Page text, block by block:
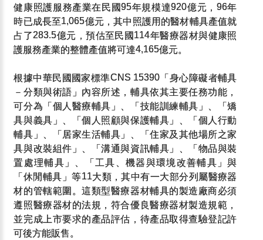
健康照護服務產業在民國95年規模達920億元， 96年
時已成長至1,065億元，其中照護用的醫材輔具產值就
占了283.5億元，預估至民國114年醫療器材與健康照
護服務產業的整體產值將可達4,165億元。
根據中華民國國家標準CNS 15390 「身心障礙者輔具
－分類與術語」內容所述，輔具依其主要任務功能，
可分為「個人醫療輔具」、「技能訓練輔具」、「矯
具與義具」、「個人照顧與保護輔具」、「個人行動
輔具」、「居家生活輔具」、「住家及其他場所之家
具與改裝組件」、「溝通與資訊輔具」、「物品與裝
置處理輔具」、「工具、機器與環境改善輔具」與
「休閒輔具」等11大類，其中有一大部分列屬醫療器
材的管轄範圍。這類型醫療器材輔具的製造廠商必須
遵照醫療器材的法規，符合優良醫療器材製造規範，
並完成上市要求的產品評估，待產品取得查驗登記許
可後方能販售。